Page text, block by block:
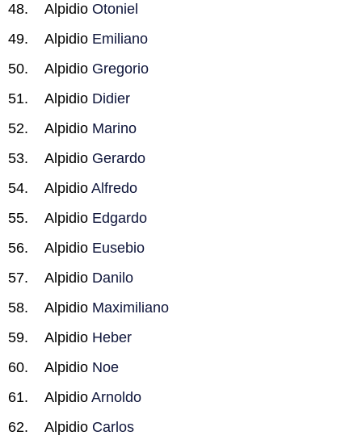
Alpidio Otoniel
Alpidio Emiliano
Alpidio Gregorio
Alpidio Didier
Alpidio Marino
Alpidio Gerardo
Alpidio Alfredo
Alpidio Edgardo
Alpidio Eusebio
Alpidio Danilo
Alpidio Maximiliano
Alpidio Heber
Alpidio Noe
Alpidio Arnoldo
Alpidio Carlos